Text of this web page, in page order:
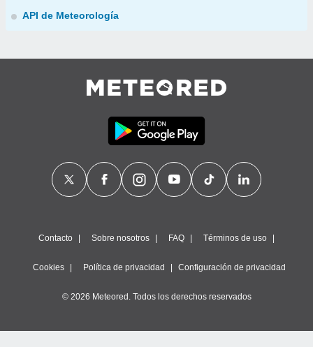
API de Meteorología
Contacto Sobre nosotros FAQ Términos de uso
Cookies Política de privacidad Configuración de privacidad
© 2026 Meteored. Todos los derechos reservados